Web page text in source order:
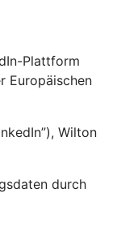
Plattform
Europäischen
Wilton
durch